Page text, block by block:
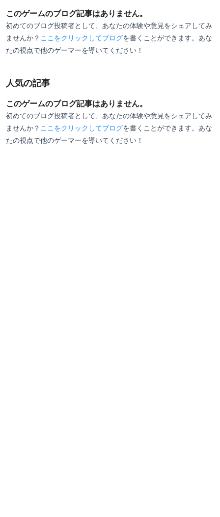
思考速度と判断力、反射神経を鍛えるにはかなり優れ
たゲームだと思う。
リズム要素を排除したプレイも可能だが、ストーリー
このゲームのブログ記事はありません。
初めてのブログ投稿者として、あなたの体験や意見をシェアしてみ
ませんか？ ここをクリックしてブログを書くことができます。あな
たの視点で他のゲーマーを導いてください！
人気の記事
このゲームのブログ記事はありません。
初めてのブログ投稿者として、あなたの体験や意見をシェアしてみ
ませんか？ ここをクリックしてブログを書くことができます。あな
たの視点で他のゲーマーを導いてください！